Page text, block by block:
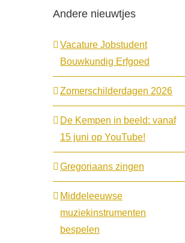
Andere nieuwtjes
Vacature Jobstudent
Bouwkundig Erfgoed
Zomerschilderdagen 2026
De Kempen in beeld: vanaf
15 juni op YouTube!
Gregoriaans zingen
Middeleeuwse
muziekinstrumenten
bespelen